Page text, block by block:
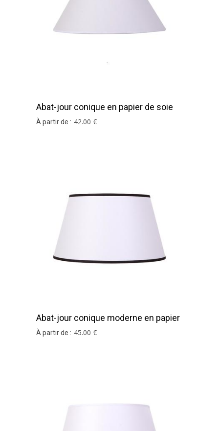
Abat-jour conique en papier de soie
blanc
À partir de : 42.00 €
Abat-jour conique moderne en papier
de soie blanc
À partir de : 45.00 €